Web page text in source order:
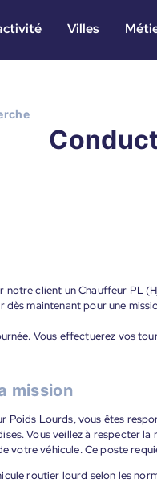
Villes
notre client un Chauffeur PL
dès maintenant pour une
Vous effectuerez vos
mission
Poids Lourds, vous êtes
Vous veillez à respecter
votre véhicule. Ce poste
routier lourd selon les